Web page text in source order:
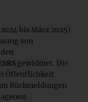
bis März 2025)
von
gewidmet. Die
Öffentlichkeit
Rückmeldungen